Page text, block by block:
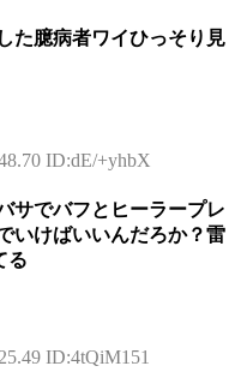
た臆病者ワイひっそり見
ID:dE/+yhbX
サでバフとヒーラープレ
いけばいいんだろか？雷
る
ID:4tQiM151